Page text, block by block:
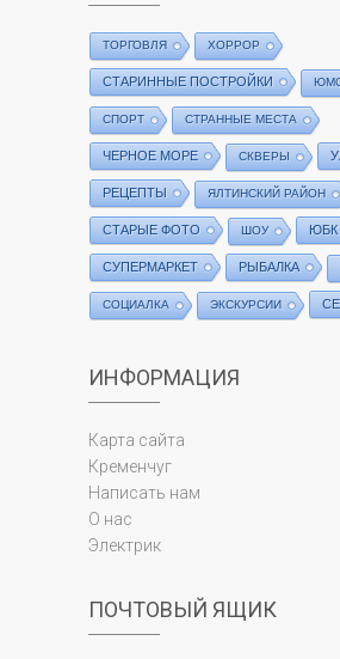
ТОРГОВЛЯ ХОРРОР
СТАРИННЫЕ ПОСТРОЙКИ
СПОРТ СТРАННЫЕ МЕСТА
ЧЕРНОЕ МОРЕ СКВЕРЫ
РЕЦЕПТЫ ЯЛТИНСКИЙ РАЙОН
СТАРЫЕ ФОТО ШОУ ЮБК
СУПЕРМАРКЕТ РЫБАЛКА
СОЦИАЛКА ЭКСКУРСИИ
ИНФОРМАЦИЯ
Карта сайта
Кременчуг
Написать нам
О нас
Электрик
ПОЧТОВЫЙ ЯЩИК